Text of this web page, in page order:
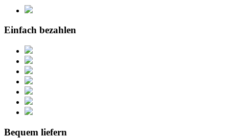
Einfach bezahlen
Bequem liefern